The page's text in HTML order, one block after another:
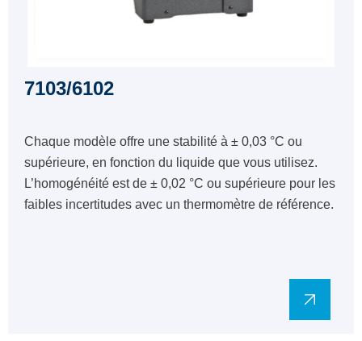
7103/6102
Chaque modèle offre une stabilité à ± 0,03 °C ou
supérieure, en fonction du liquide que vous utilisez.
L’homogénéité est de ± 0,02 °C ou supérieure pour les
faibles incertitudes avec un thermomètre de référence.